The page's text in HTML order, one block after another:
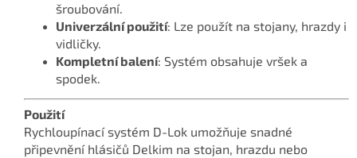
šroubování.
Univerzální použití: Lze použít na stojany, hrazdy i
vidličky.
Kompletní balení: Systém obsahuje vršek a
spodek.
Použití
Rychloupínací systém D-Lok umožňuje snadné
připevnění hlásičů Delkim na stojan, hrazdu nebo